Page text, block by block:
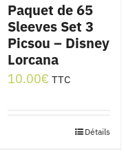
Paquet de 65
Sleeves Set 3
Picsou – Disney
Lorcana
10.00€ TTC
Détails